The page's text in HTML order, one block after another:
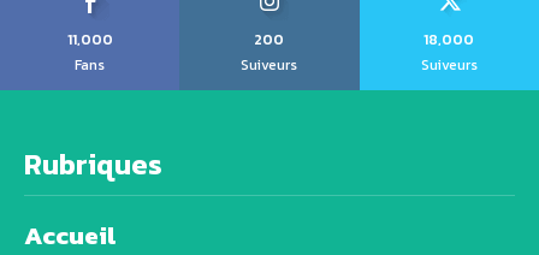
11,000
Fans
200
Suiveurs
18,000
Suiveurs
Rubriques
Accueil